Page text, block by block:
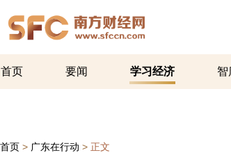
首页 要闻 学习经济 智
首页 > 广东在行动 > 正文